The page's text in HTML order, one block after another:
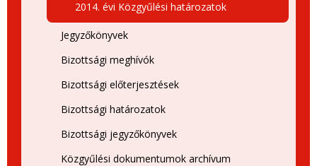
2014. évi Közgyűlési határozatok
Jegyzőkönyvek
Bizottsági meghívók
Bizottsági előterjesztések
Bizottsági határozatok
Bizottsági jegyzőkönyvek
Közgyűlési dokumentumok archívum